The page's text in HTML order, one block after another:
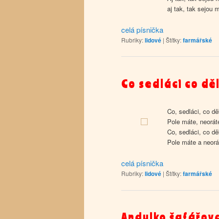
aj tak, tak sejou
celá písnička
Rubriky:lidové | Štítky:farmářské
Co sedláci co
Co, sedláci, co
Pole máte,
Co, sedláci, co
Pole máte a
celá písnička
Rubriky:lidové | Štítky:farmářské